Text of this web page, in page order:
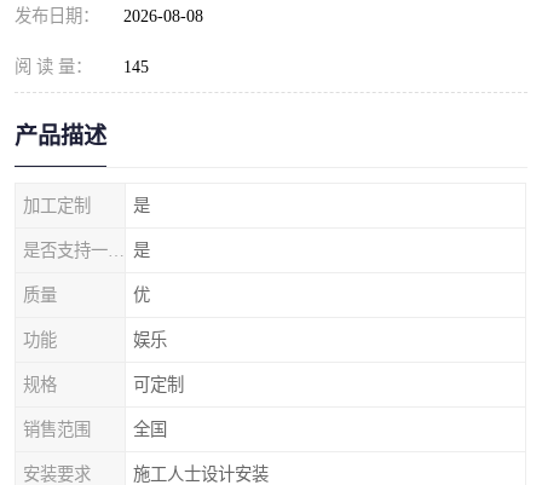
发布日期： 2026-08-08
阅 读 量： 145
产品描述
加工定制 是
是
质量 优
功能 娱乐
规格 可定制
销售范围 全国
安装要求 施工人士设计安装